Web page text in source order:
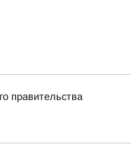
правительства